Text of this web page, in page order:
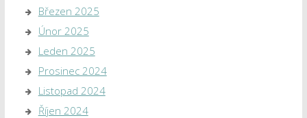
Březen 2025
Únor 2025
Leden 2025
Prosinec 2024
Listopad 2024
Říjen 2024